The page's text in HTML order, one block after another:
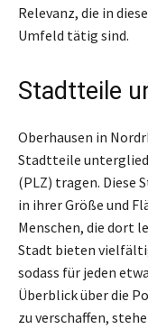
Relevanz, die in
Umfeld tätig sind.
Stadtteile
Oberhausen in
Stadtteile
(PLZ) tragen. Diese
in ihrer Größe und
Menschen, die dort
Stadt bieten
sodass für jeden
Überblick über die
zu verschaffen,